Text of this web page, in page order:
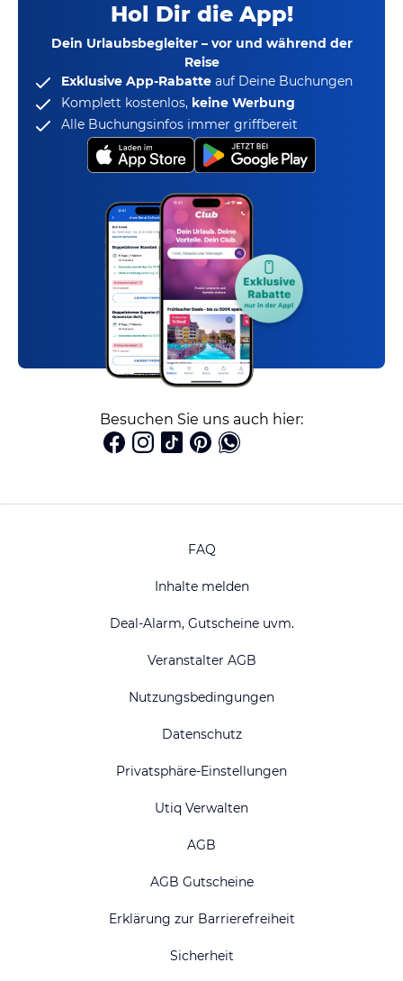
Hol Dir die App!
Dein Urlaubsbegleiter – vor und während der
Reise
Exklusive App-Rabatte auf Deine Buchungen
Komplett kostenlos, keine Werbung
Alle Buchungsinfos immer griffbereit
Besuchen Sie uns auch hier:
FAQ
Inhalte melden
Deal-Alarm, Gutscheine uvm.
Veranstalter AGB
Nutzungsbedingungen
Datenschutz
Privatsphäre-Einstellungen
Utiq Verwalten
AGB
AGB Gutscheine
Erklärung zur Barrierefreiheit
Sicherheit